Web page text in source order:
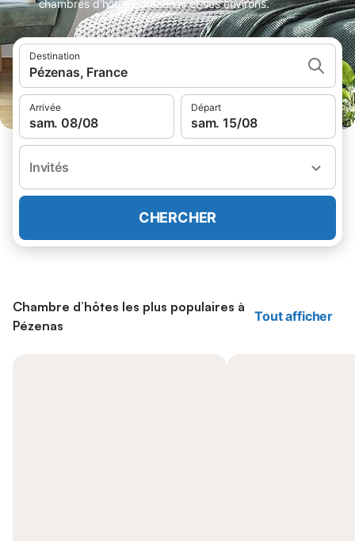
chambres d'hôtes à Pézenas et ses environs.
Destination
Pézenas, France
Arrivée
sam. 08/08
Départ
sam. 15/08
Invités
CHERCHER
Chambre d’hôtes les plus populaires à
Pézenas
Tout afficher